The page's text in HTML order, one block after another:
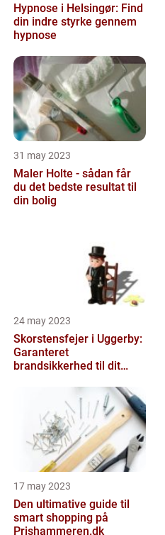
Hypnose i Helsingør: Find
din indre styrke gennem
hypnose
31 may 2023
Maler Holte - sådan får
du det bedste resultat til
din bolig
24 may 2023
Skorstensfejer i Uggerby:
Garanteret
brandsikkerhed til dit
17 may 2023
Den ultimative guide til
smart shopping på
Prishammeren.dk